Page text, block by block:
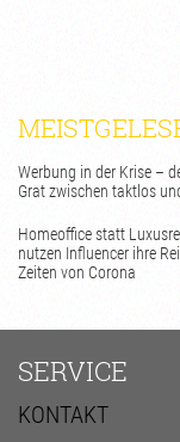
Werbung in der Krise –
Grat zwischen taktlos
Homeoffice statt
nutzen Influencer ihre
Zeiten von Corona
SERVICE
KONTAKT